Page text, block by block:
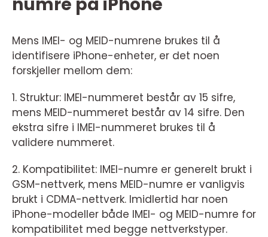
Mens IMEI- og MEID-numrene brukes til å
identifisere iPhone-enheter, er det noen
forskjeller mellom dem:
1. Struktur: IMEI-nummeret består av 15 sifre,
mens MEID-nummeret består av 14 sifre. Den
ekstra sifre i IMEI-nummeret brukes til å
validere nummeret.
2. Kompatibilitet: IMEI-numre er generelt brukt i
GSM-nettverk, mens MEID-numre er vanligvis
brukt i CDMA-nettverk. Imidlertid har noen
iPhone-modeller både IMEI- og MEID-numre for
kompatibilitet med begge nettverkstyper.